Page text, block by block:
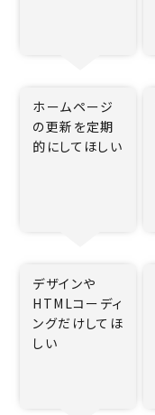
ホームページ
の更新を定期
的にしてほしい
デザインや
HTMLコーディ
ングだけしてほ
しい